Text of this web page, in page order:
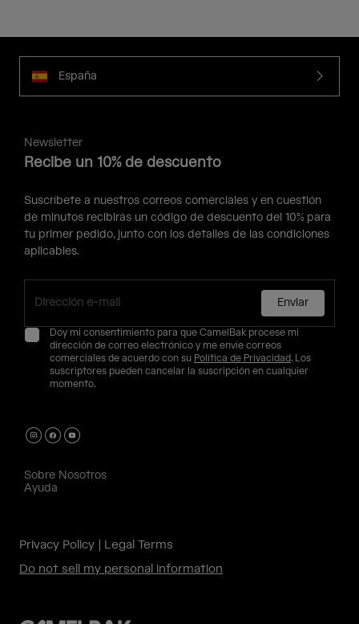
España
Newsletter
Recibe un 10% de descuento
Suscríbete a nuestros correos comerciales y en cuestión
de minutos recibirás un código de descuento del 10% para
tu primer pedido, junto con los detalles de las condiciones
aplicables.
Enviar
Doy mi consentimiento para que CamelBak procese mi
dirección de correo electrónico y me envíe correos
comerciales de acuerdo con su Política de Privacidad. Los
suscriptores pueden cancelar la suscripción en cualquier
momento.
Sobre Nosotros
Ayuda
Privacy Policy
Legal Terms
Do not sell my personal information